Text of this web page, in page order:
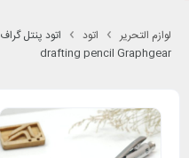
لوازم التحریر اتود
drafting pencil Graphgear